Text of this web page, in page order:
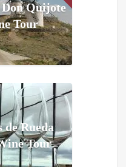
Quijote
Tour
de Rueda
Tour